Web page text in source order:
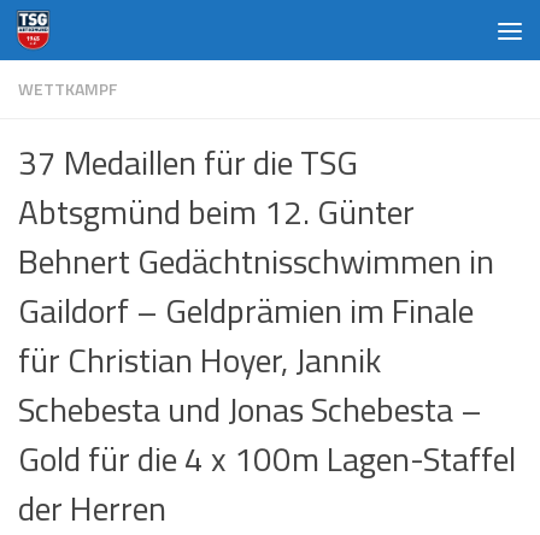
Zum Inhalt springen
WETTKAMPF
37 Medaillen für die TSG
Abtsgmünd beim 12. Günter
Behnert Gedächtnisschwimmen in
Gaildorf – Geldprämien im Finale
für Christian Hoyer, Jannik
Schebesta und Jonas Schebesta –
Gold für die 4 x 100m Lagen-Staffel
der Herren